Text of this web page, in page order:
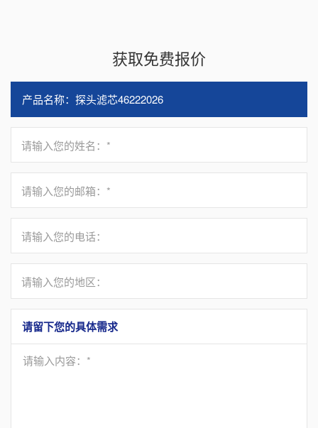
获取免费报价
请输入您的姓名：*
请输入您的邮箱：*
请输入您的电话：
请输入您的地区：
请留下您的具体需求
请输入内容：*